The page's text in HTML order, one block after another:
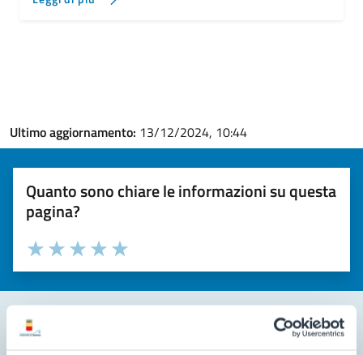
Ultimo aggiornamento: 13/12/2024, 10:44
Quanto sono chiare le informazioni su questa
pagina?
Valuta la chiarezza delle informazioni (da 1 a 5 stelle)
Seleziona il numero di stelle per valutare la chiarezza delle
Valuta 5 stelle su 5
Valuta 4 stelle su 5
Valuta 3 stelle su 5
Valuta 2 stelle su 5
Valuta 1 stelle su 5